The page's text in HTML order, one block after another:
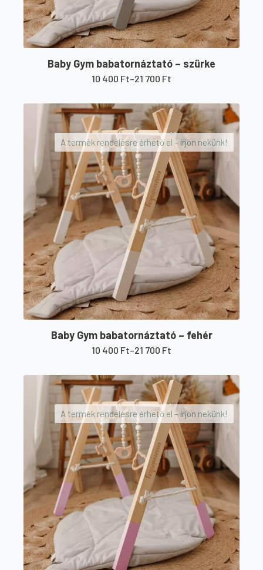
ki
Baby Gym babatornáztató – szürke
10 400 Ft–21 700 Ft
Ártartomány:
400 Ft
-
21
700 Ft
a
terméknek
több
variációja
van.
A
változatok
a
termékoldalon
választhatók
ki
A termék rendelésre érhető el – írjon nekünk!
Baby Gym babatornáztató – fehér
10 400 Ft–21 700 Ft
Ártartomány:
400 Ft
-
21
700 Ft
a
terméknek
több
variációja
van.
A
változatok
a
termékoldalon
választhatók
ki
A termék rendelésre érhető el – írjon nekünk!